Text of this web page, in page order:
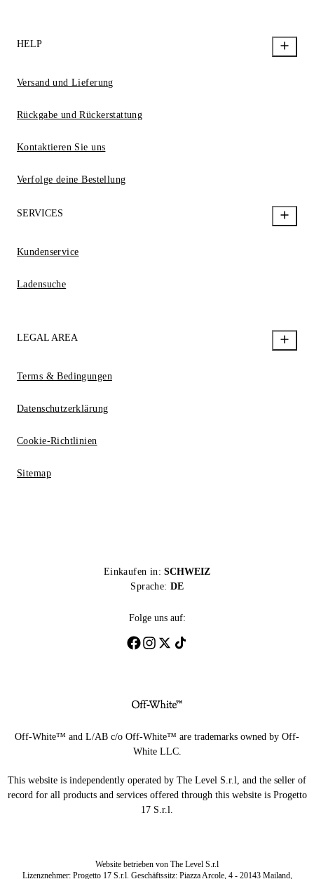
HELP
Versand und Lieferung
Rückgabe und Rückerstattung
Kontaktieren Sie uns
Verfolge deine Bestellung
SERVICES
Kundenservice
Ladensuche
LEGAL AREA
Terms & Bedingungen
Datenschutzerklärung
Cookie-Richtlinien
Sitemap
Einkaufen in: SCHWEIZ
Sprache: DE
Folge uns auf:
Off-White™ and L/AB c/o Off-White™ are trademarks owned by Off-
White LLC.
This website is independently operated by The Level S.r.l, and the seller of
record for all products and services offered through this website is Progetto
17 S.r.l.
Website betrieben von The Level S.r.l
Lizenznehmer: Progetto 17 S.r.l. Geschäftssitz: Piazza Arcole, 4 - 20143 Mailand,